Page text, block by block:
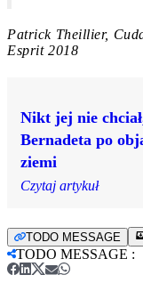
Patrick Theillier,
Esprit 2018
Nikt jej nie
Bernadeta po
ziemi
Czytaj artykuł
TODO MESSAGE
TODO MESSAGE :